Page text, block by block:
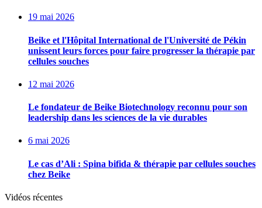
19 mai 2026
Beike et l'Hôpital International de l'Université de Pékin
unissent leurs forces pour faire progresser la thérapie par
cellules souches
12 mai 2026
Le fondateur de Beike Biotechnology reconnu pour son
leadership dans les sciences de la vie durables
6 mai 2026
Le cas d’Ali : Spina bifida & thérapie par cellules souches
chez Beike
Vidéos récentes